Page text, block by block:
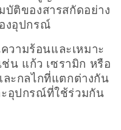
ติของสารสกัดอย่าง
งอุปกรณ์
วามร้อนและเหมาะ
ช่น แก้ว เซรามิก หรือ
ะกลไกที่แตกต่างกัน
อุปกรณ์ที่ใช้ร่วมกัน